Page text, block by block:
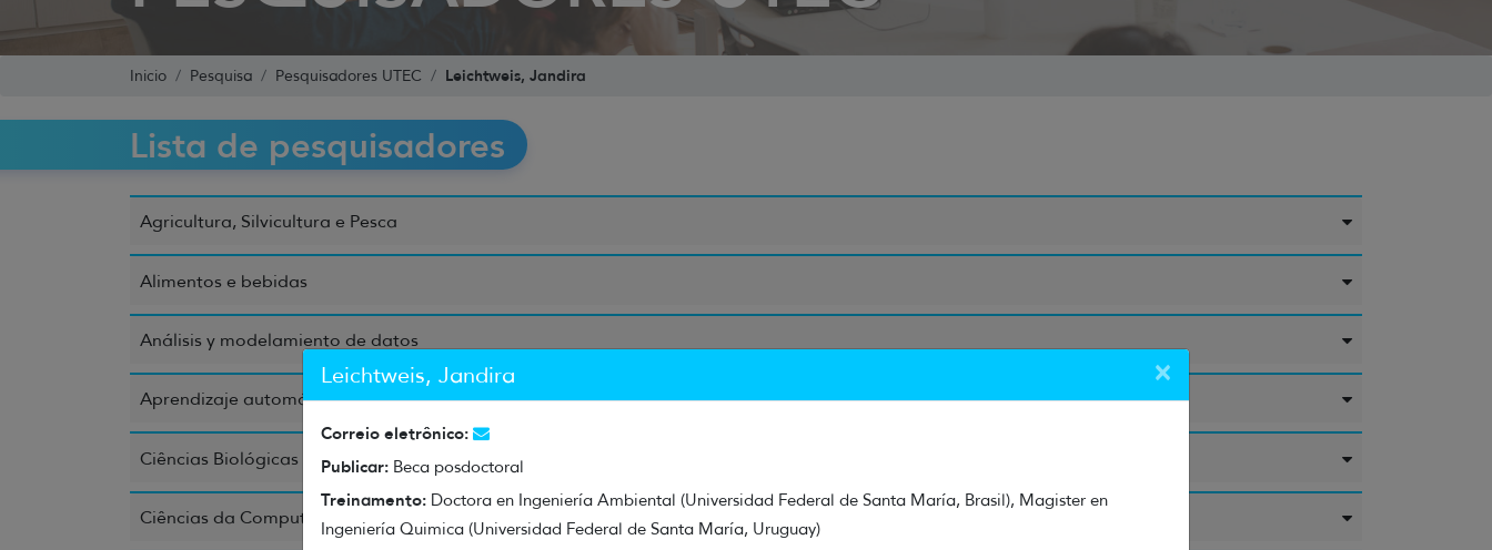
Inicio Pesquisa Pesquisadores UTEC Leichtweis, Jandira
Lista de pesquisadores
Agricultura, Silvicultura e Pesca
Alimentos e bebidas
Análisis y modelamiento de datos
Aprendizaje automático
Ciências Biológicas
Ciências da Computação e da Informação
Leichtweis, Jandira ×
Correio eletrônico:
Publicar: Beca posdoctoral
Treinamento: Doctora en Ingeniería Ambiental (Universidad Federal de Santa María, Brasil), Magister en
Ingeniería Quimica (Universidad Federal de Santa María, Uruguay)